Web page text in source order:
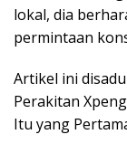
lokal, dia
permintaan
Artikel ini
Perakitan
Itu yang